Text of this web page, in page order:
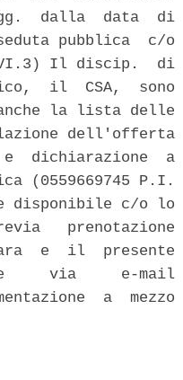
dalla  data  di
pubblica  c/o
VI.3) Il discip.  di
il  CSA,  sono
la lista delle
dell'offerta
e  dichiarazione  a
(0559669745 P.I.
disponibile c/o lo
prenotazione
e  il  presente
via     e-mail
a  mezzo